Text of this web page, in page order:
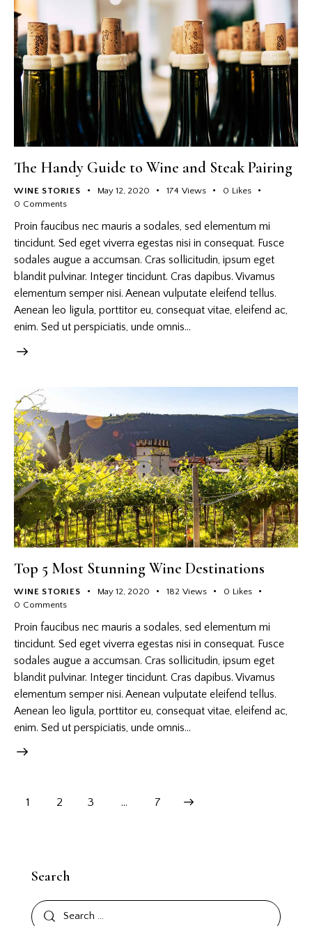
The Handy Guide to Wine and Steak Pairing
WINE STORIES May 12, 2020 174 Views 0 Likes
0 Comments
Proin faucibus nec mauris a sodales, sed elementum mi
tincidunt. Sed eget viverra egestas nisi in consequat. Fusce
sodales augue a accumsan. Cras sollicitudin, ipsum eget
blandit pulvinar. Integer tincidunt. Cras dapibus. Vivamus
elementum semper nisi. Aenean vulputate eleifend tellus.
Aenean leo ligula, porttitor eu, consequat vitae, eleifend ac,
enim. Sed ut perspiciatis, unde omnis…
Top 5 Most Stunning Wine Destinations
WINE STORIES May 12, 2020 182 Views 0 Likes
0 Comments
Proin faucibus nec mauris a sodales, sed elementum mi
tincidunt. Sed eget viverra egestas nisi in consequat. Fusce
sodales augue a accumsan. Cras sollicitudin, ipsum eget
blandit pulvinar. Integer tincidunt. Cras dapibus. Vivamus
elementum semper nisi. Aenean vulputate eleifend tellus.
Aenean leo ligula, porttitor eu, consequat vitae, eleifend ac,
enim. Sed ut perspiciatis, unde omnis…
1 2 3 … 7
>
Search